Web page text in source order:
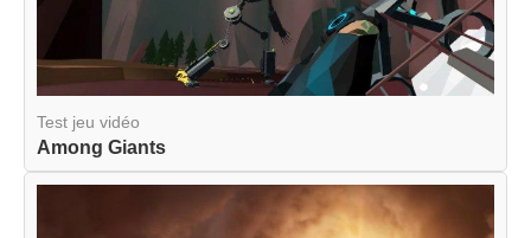
Test jeu vidéo
Among Giants